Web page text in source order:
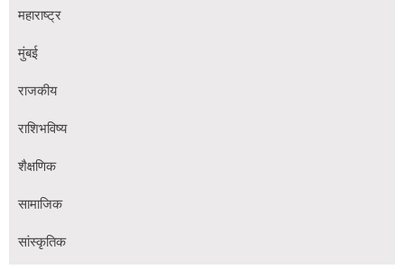
महाराष्ट्र
मुंबई
राजकीय
राशिभविष्य
शैक्षणिक
सामाजिक
सांस्कृतिक